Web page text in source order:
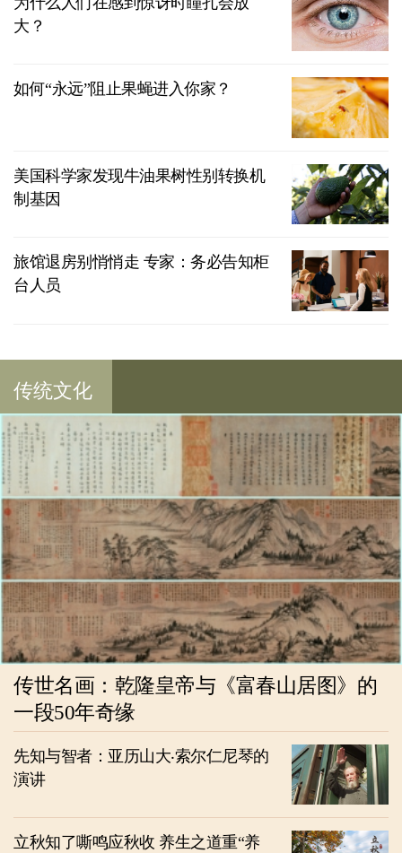
大？
如何“永远”阻止果蝇进入你家？
美国科学家发现牛油果树性别转换机
制基因
旅馆退房别悄悄走 专家：务必告知柜
台人员
传统文化
传世名画：乾隆皇帝与《富春山居图》的
一段50年奇缘
先知与智者：亚历山大‧索尔仁尼琴的
演讲
立秋知了嘶鸣应秋收 养生之道重“养